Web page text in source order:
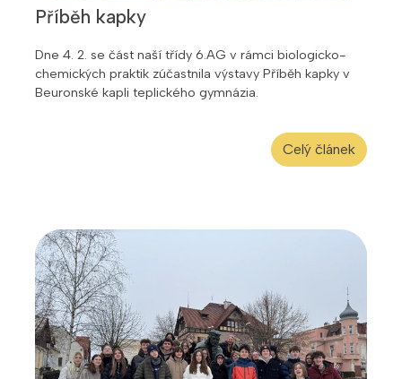
Příběh kapky
Dne 4. 2. se část naší třídy 6.AG v rámci biologicko-
chemických praktik zúčastnila výstavy Příběh kapky v
Beuronské kapli teplického gymnázia.
Celý článek